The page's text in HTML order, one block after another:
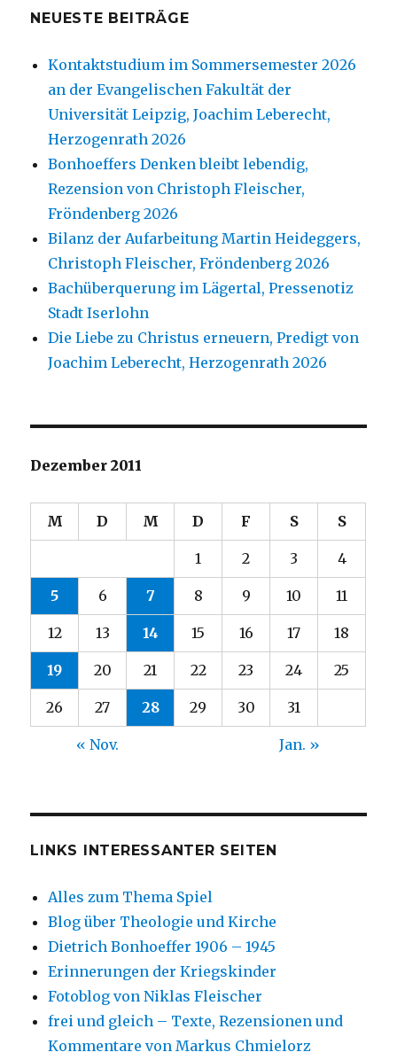
NEUESTE BEITRÄGE
Kontaktstudium im Sommersemester 2026
an der Evangelischen Fakultät der
Universität Leipzig, Joachim Leberecht,
Herzogenrath 2026
Bonhoeffers Denken bleibt lebendig,
Rezension von Christoph Fleischer,
Fröndenberg 2026
Bilanz der Aufarbeitung Martin Heideggers,
Christoph Fleischer, Fröndenberg 2026
Bachüberquerung im Lägertal, Pressenotiz
Stadt Iserlohn
Die Liebe zu Christus erneuern, Predigt von
Joachim Leberecht, Herzogenrath 2026
Dezember 2011
M D M D F S S
1 2 3 4
5 6 7 8 9 10 11
12 13 14 15 16 17 18
19 20 21 22 23 24 25
26 27 28 29 30 31
« Nov. Jan. »
LINKS INTERESSANTER SEITEN
Alles zum Thema Spiel
Blog über Theologie und Kirche
Dietrich Bonhoeffer 1906 – 1945
Erinnerungen der Kriegskinder
Fotoblog von Niklas Fleischer
frei und gleich – Texte, Rezensionen und
Kommentare von Markus Chmielorz